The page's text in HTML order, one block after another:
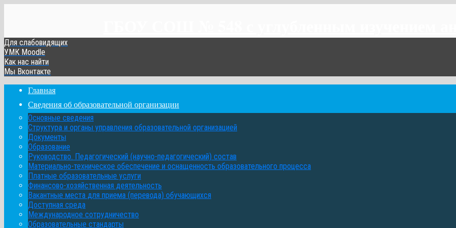
Для слабовидящих
УМК Moodle
Как нас найти
Мы Вконтакте
Главная
Сведения об образовательной организации
Основные сведения
Структура и органы управления образовательной организацией
Документы
Образование
Руководство. Педагогический (научно-педагогический) состав
Материально-техническое обеспечение и оснащенность образовательного процесса
Платные образовательные услуги
Финансово-хозяйственная деятельность
Вакантные места для приема (перевода) обучающихся
Доступная среда
Международное сотрудничество
Образовательные стандарты